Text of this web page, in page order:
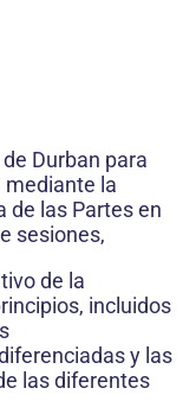
Durban para
mediante la
de las Partes en
sesiones,
de la
incluidos
y las
las diferentes